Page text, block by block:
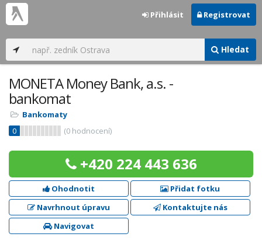
Hledat
Přihlásit Registrovat
MONETA Money Bank, a.s. -
bankomat
Bankomaty
0
(0 hodnocení)
+420 224 443 636
Ohodnotit
Přidat fotku
Navrhnout úpravu
Kontaktujte nás
Navigovat